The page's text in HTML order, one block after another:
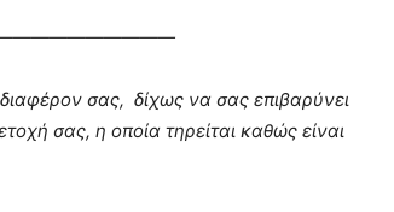
σας, δίχως να σας επιβαρύνει
σας, η οποία τηρείται καθώς είναι